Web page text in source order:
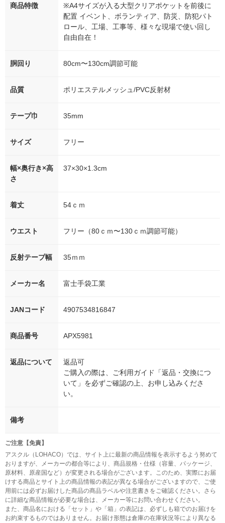
商品特徴
※A4サイズが入る大型クリアポケットを前後に
配置 イベント、ボランティア、防災、防犯パト
ロール、工場、工事等、様々な現場で使い回し
自由自在！
胴回り 80cm〜130cm調節可能
品質 ポリエステルメッシュ/PVC反射材
テープ巾 35mm
サイズ フリー
幅×奥行き×高
さ
37×30×1.3cm
着丈 54ｃｍ
ウエスト フリー（80ｃｍ〜130ｃｍ調節可能）
反射テープ幅 35ｍｍ
メーカー名 富士手袋工業
JANコード 4907534816847
商品番号 APX5981
返品について
返品可
ご購入の際は、ご利用ガイド「返品・交換につ
いて」を必ずご確認の上、お申し込みくださ
い。
備考
ご注意【免責】
アスクル（LOHACO）では、サイト上に最新の商品情報を表示するよう努めて
おりますが、メーカーの都合等により、商品規格・仕様（容量、パッケージ、
原材料、原産国など）が変更される場合がございます。このため、実際にお届
けする商品とサイト上の商品情報の表記が異なる場合がございますので、ご使
用前には必ずお届けした商品の商品ラベルや注意書きをご確認ください。さら
に詳細な商品情報が必要な場合は、メーカー等にお問い合わせください。
また、商品名における「セット」や「箱」の表記は、必ずしも箱でのお届けを
お約束するものではありません。お届け形態は倉庫の在庫状況等により異なる